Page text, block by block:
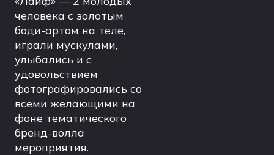
человека с золотым
боди-артом на теле,
играли мускулами,
улыбались и с
удовольствием
фотографировались со
всеми желающими на
фоне тематического
бренд-волла
мероприятия.